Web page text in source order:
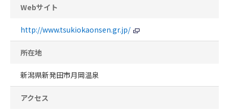
Webサイト
http://www.tsukiokaonsen.gr.jp/
所在地
新潟県新発田市月岡温泉
アクセス